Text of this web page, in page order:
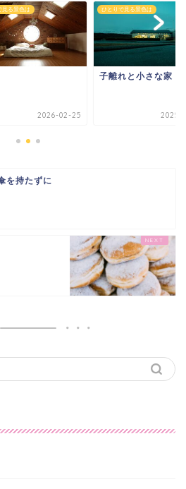
見る景色は
2026-02-25
ひとりで見る景色は
子離れと小さな家
2025-
を持たずに